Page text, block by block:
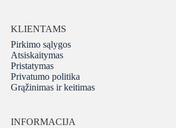
KLIENTAMS
Pirkimo sąlygos
Atsiskaitymas
Pristatymas
Privatumo politika
Grąžinimas ir keitimas
INFORMACIJA